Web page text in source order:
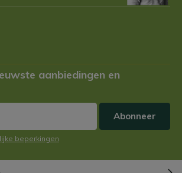
aanbiedingen en
Abonneer
beperkingen